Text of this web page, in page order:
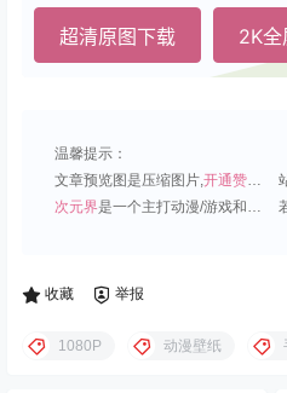
超清原图下载 2K
温馨提示：
文章预览图是压缩图片,开通赞助会员
次元界是一个主打动漫/游戏和虚拟偶像角色的插画壁纸平台;
收藏 举报
1080P 动漫壁纸